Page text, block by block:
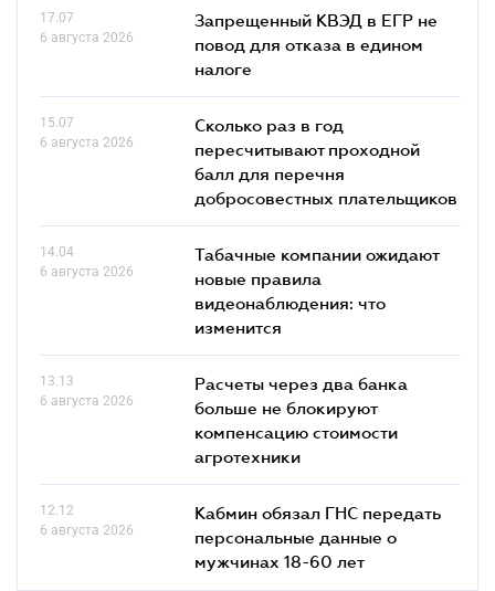
17.07
6 августа 2026
Запрещенный КВЭД в ЕГР не
повод для отказа в едином
налоге
15.07
6 августа 2026
Сколько раз в год
пересчитывают проходной
балл для перечня
добросовестных плательщиков
14.04
6 августа 2026
Табачные компании ожидают
новые правила
видеонаблюдения: что
изменится
13.13
6 августа 2026
Расчеты через два банка
больше не блокируют
компенсацию стоимости
агротехники
12.12
6 августа 2026
Кабмин обязал ГНС передать
персональные данные о
мужчинах 18-60 лет